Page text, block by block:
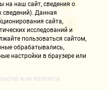
и не является
на наш сайт, сведения о
сведений). Данная
сайта,
исследований и
пользоваться сайтом,
обрабатывались,
настройки в браузере или